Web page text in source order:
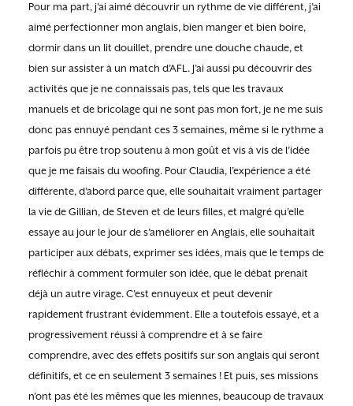
Pour ma part, j’ai aimé découvrir un rythme de vie différent, j’ai
aimé perfectionner mon anglais, bien manger et bien boire,
dormir dans un lit douillet, prendre une douche chaude, et
bien sur assister à un match d’AFL. J’ai aussi pu découvrir des
activités que je ne connaissais pas, tels que les travaux
manuels et de bricolage qui ne sont pas mon fort, je ne me suis
donc pas ennuyé pendant ces 3 semaines, même si le rythme a
parfois pu être trop soutenu à mon goût et vis à vis de l’idée
que je me faisais du woofing. Pour Claudia, l’expérience a été
différente, d’abord parce que, elle souhaitait vraiment partager
la vie de Gillian, de Steven et de leurs filles, et malgré qu’elle
essaye au jour le jour de s’améliorer en Anglais, elle souhaitait
participer aux débats, exprimer ses idées, mais que le temps de
réfléchir à comment formuler son idée, que le débat prenait
déjà un autre virage. C’est ennuyeux et peut devenir
rapidement frustrant évidemment. Elle a toutefois essayé, et a
progressivement réussi à comprendre et à se faire
comprendre, avec des effets positifs sur son anglais qui seront
définitifs, et ce en seulement 3 semaines ! Et puis, ses missions
n’ont pas été les mêmes que les miennes, beaucoup de travaux